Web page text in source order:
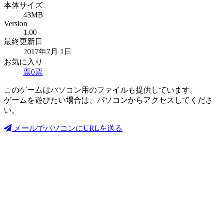
本体サイズ
43MB
Version
1.00
最終更新日
2017年7月 1日
お気に入り
票0票
このゲームはパソコン用のファイルも提供しています。
ゲームを遊びたい場合は、パソコンからアクセスしてくださ
い。
メールでパソコンにURLを送る